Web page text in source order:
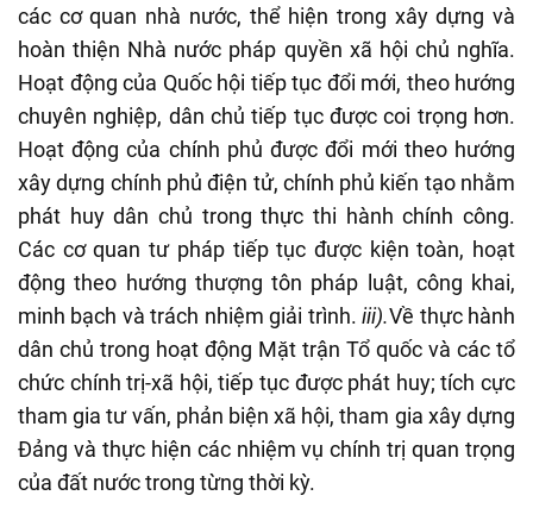
các cơ quan nhà nước, thể hiện trong xây dựng và
hoàn thiện Nhà nước pháp quyền xã hội chủ nghĩa.
Hoạt động của Quốc hội tiếp tục đổi mới, theo hướng
chuyên nghiệp, dân chủ tiếp tục được coi trọng hơn.
Hoạt động của chính phủ được đổi mới theo hướng
xây dựng chính phủ điện tử, chính phủ kiến tạo nhằm
phát huy dân chủ trong thực thi hành chính công.
Các cơ quan tư pháp tiếp tục được kiện toàn, hoạt
động theo hướng thượng tôn pháp luật, công khai,
minh bạch và trách nhiệm giải trình.iii).Về thực hành
dân chủ trong hoạt động Mặt trận Tổ quốc và các tổ
chức chính trị-xã hội, tiếp tục được phát huy; tích cực
tham gia tư vấn, phản biện xã hội, tham gia xây dựng
Đảng và thực hiện các nhiệm vụ chính trị quan trọng
của đất nước trong từng thời kỳ.